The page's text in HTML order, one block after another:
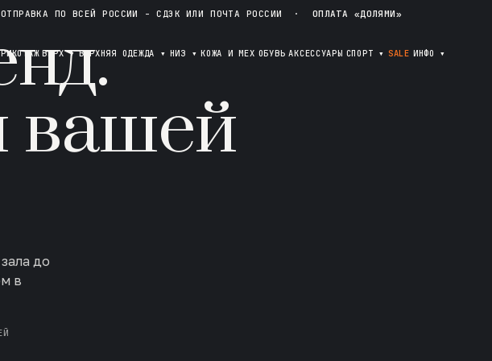
ОТПРАВКА ПО ВСЕЙ РОССИИ - СДЭК ИЛИ ПОЧТА РОССИИ · ОПЛАТА «ДОЛЯМИ»
ВЕРХ▾ ВЕРХНЯЯ ОДЕЖДА ▾ НИЗ ▾ КОЖА И МЕХ ОБУВЬ АКСЕССУАРЫ СПОРТ ▾ SALE ИНФО ▾
вашей
до
в